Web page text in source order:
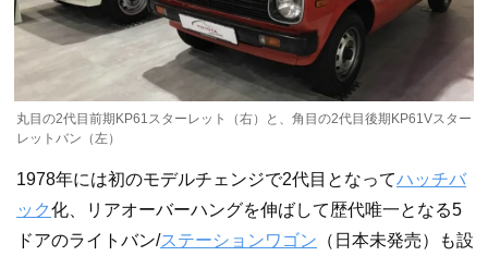
丸目の2代目前期KP61スターレット（右）と、角目の2代目後期KP61Vスター
レットバン（左）
1978年には初のモデルチェンジで2代目となってハッチバ
ック化、リアオーバーハングを伸ばして歴代唯一となる5
ドアのライトバン/ステーションワゴン （日本未発売）も設